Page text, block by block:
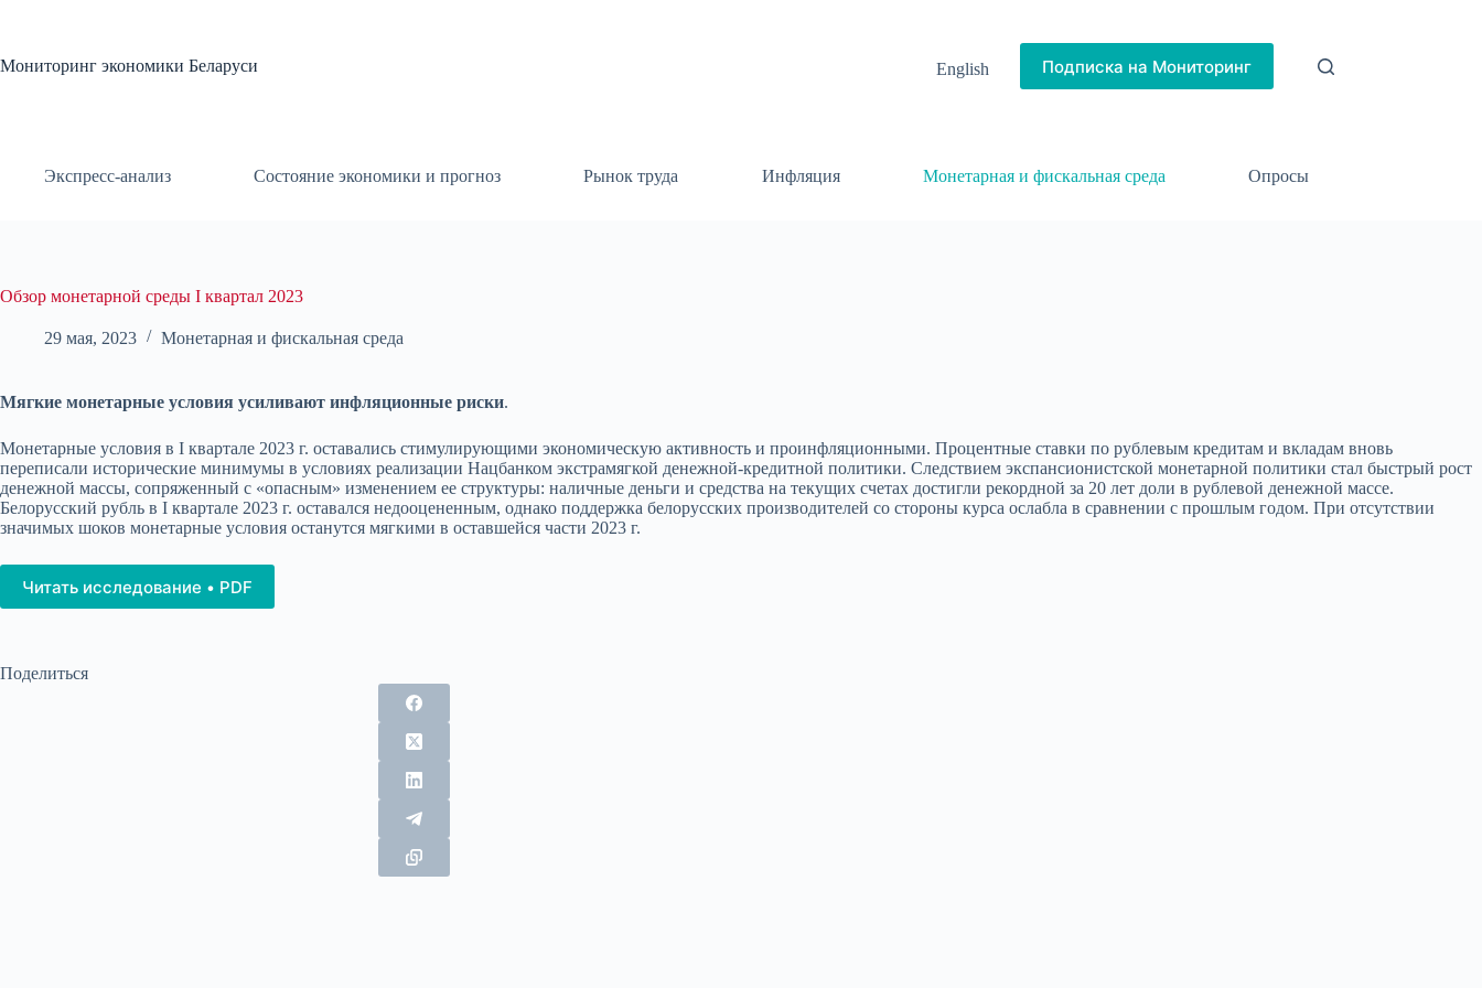
Мониторинг экономики Беларуси
English Подписка на Мониторинг
Экспресс-анализ Состояние экономики и прогноз Рынок труда Инфляция Монетарная и фискальная среда Опросы
Обзор монетарной среды I квартал 2023
29 мая, 2023 Монетарная и фискальная среда
Мягкие монетарные условия усиливают инфляционные риски.
Монетарные условия в I квартале 2023 г. оставались стимулирующими экономическую активность и проинфляционными. Процентные ставки по рублевым кредитам и вкладам вновь
переписали исторические минимумы в условиях реализации Нацбанком экстрамягкой денежной-кредитной политики. Следствием экспансионистской монетарной политики стал быстрый рост
денежной массы, сопряженный с «опасным» изменением ее структуры: наличные деньги и средства на текущих счетах достигли рекордной за 20 лет доли в рублевой денежной массе.
Белорусский рубль в I квартале 2023 г. оставался недооцененным, однако поддержка белорусских производителей со стороны курса ослабла в сравнении с прошлым годом. При отсутствии
значимых шоков монетарные условия останутся мягкими в оставшейся части 2023 г.
Читать исследование • PDF
Поделиться